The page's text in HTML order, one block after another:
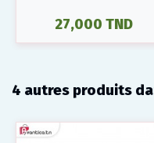
27,000 TND
4 autres produits